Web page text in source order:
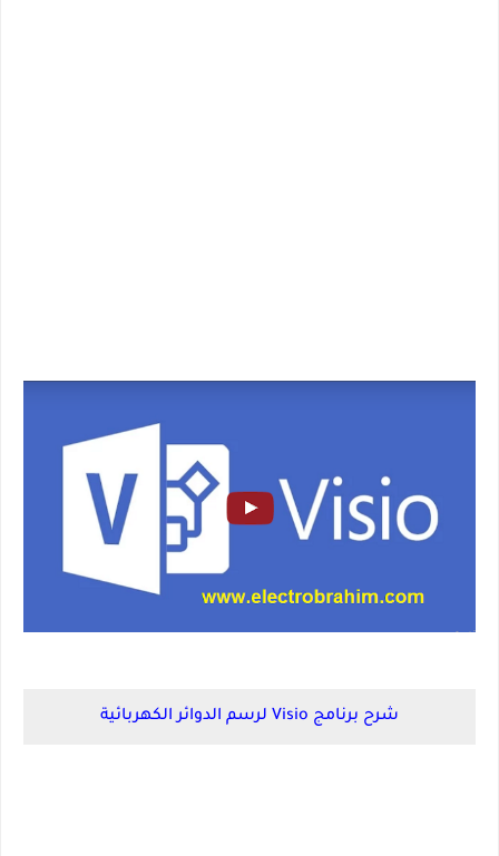
شرح برنامج Visio لرسم الدوائر الكهربائية